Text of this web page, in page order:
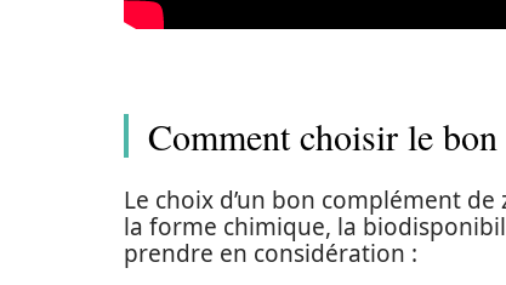
Comment choisir le
Le choix d’un bon complément
la forme chimique, la
prendre en considération :